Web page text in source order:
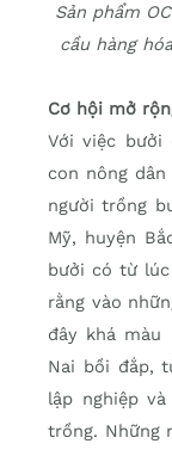
Sản phẩm
cầu hàng
Cơ hội mở
Với việc bưởi
con nông
người trồng
Mỹ, huyện
bưởi có từ
rằng vào
đây khá
Nai bồi đắp,
lập nghiệp
trồng. Những